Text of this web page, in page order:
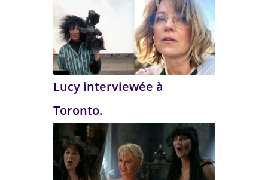
Lucy interviewée à
Toronto.